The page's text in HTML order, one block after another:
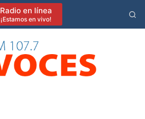
Radio en línea
¡Estamos en vivo!